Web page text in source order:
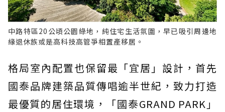
中路特區20公頃公園綠地，純住宅生活氛圍，早已吸引周邊地
緣退休族或是高科技高管爭相置產移居。
格局室內配置也保留最「宜居」設計，首先
國泰品牌建築品質傳唱逾半世紀，致力打造
最優質的居住環境，「國泰GRAND PARK」